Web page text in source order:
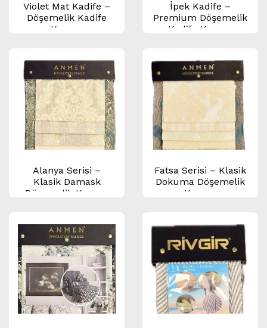
Violet Mat Kadife –
Döşemelik Kadife
Kumaş
İpek Kadife –
Premium Döşemelik
Kadife Kumaş
Alanya Serisi –
Klasik Damask
Döşemelik Kumaş
Fatsa Serisi – Klasik
Dokuma Döşemelik
Kumaş